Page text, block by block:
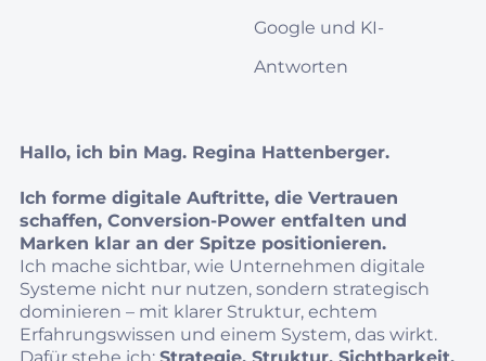
Google und KI-
Antworten
Hallo, ich bin Mag. Regina Hattenberger.
Ich forme digitale Auftritte, die Vertrauen
schaffen, Conversion‑Power entfalten und
Marken klar an der Spitze positionieren.
Ich mache sichtbar, wie Unternehmen digitale
Systeme nicht nur nutzen, sondern strategisch
dominieren – mit klarer Struktur, echtem
Erfahrungswissen und einem System, das wirkt.